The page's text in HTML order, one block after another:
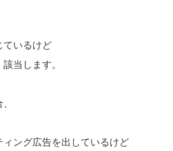
ているけど
当します。
ング広告を出しているけど